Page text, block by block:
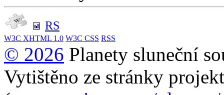
RS
W3C XHTML 1.0 W3C CSS RSS
© 2026 Planety sluneční
Vytištěno ze stránky